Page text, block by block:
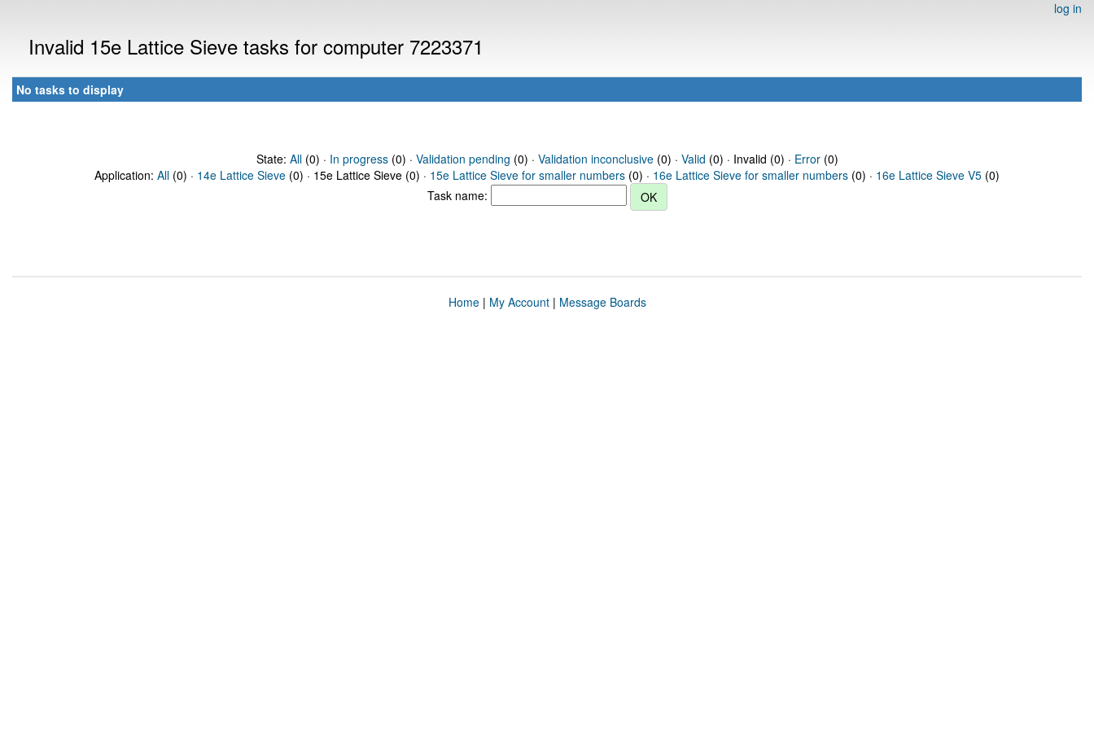
log in
Invalid 15e Lattice Sieve tasks for computer 7223371
No tasks to display
State: All(0) · In progress(0) · Validation pending (0) · Validation inconclusive(0) · Valid (0) · Invalid (0) · Error(0)
Application: All (0) · 14e Lattice Sieve (0) · 15e Lattice Sieve (0) · 15e Lattice Sieve for smaller numbers (0) · 16e Lattice Sieve for smaller numbers (0) · 16e Lattice Sieve V5 (0)
Task name:
Home| My Account| Message Boards